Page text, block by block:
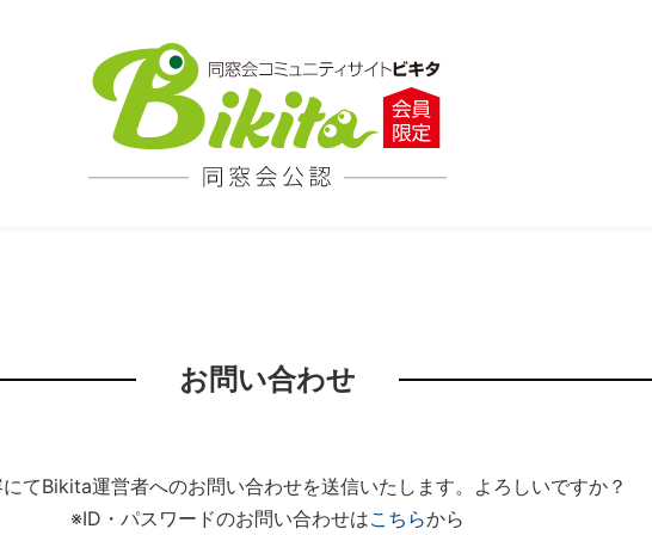
お問い合わせ
てBikita運営者へのお問い合わせを送信いたします。よろしいですか？
※ID・パスワードのお問い合わせはこちらから